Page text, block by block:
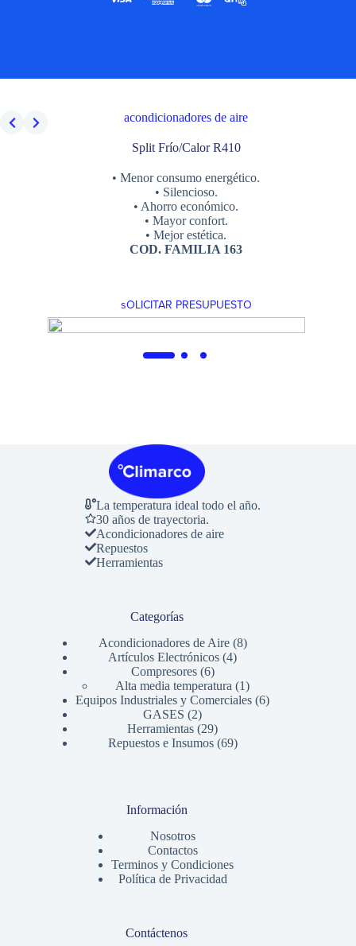
acondicionadores de aire
Split Frío/Calor R410
• Menor consumo energético.
• Silencioso.
• Ahorro económico.
• Mayor confort.
• Mejor estética.
COD. FAMILIA 163
sOLICITAR PRESUPUESTO
La temperatura ideal todo el año.
30 años de trayectoria.
Acondicionadores de aire
Repuestos
Herramientas
Categorías
Acondicionadores de Aire 88
Artículos Electrónicos 44
Compresores 66
productos
Alta media temperatura 11
producto
Equipos Industriales y Comerciales 66
GASES 22
productos
Herramientas 2929
productos
Repuestos e Insumos 6969
Información
Nosotros
Contactos
Terminos y Condiciones
Política de Privacidad
Contáctenos